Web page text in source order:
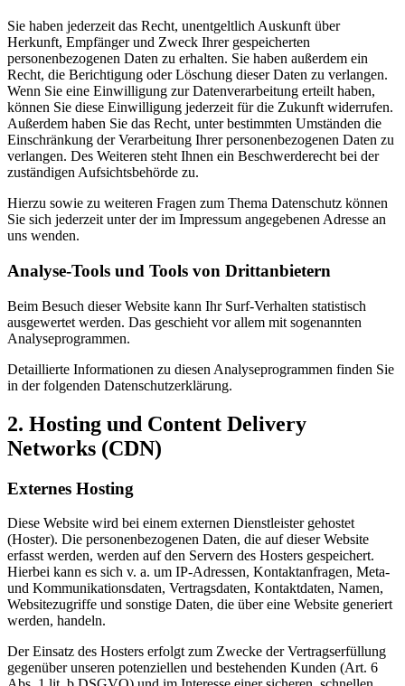
Sie haben jederzeit das Recht, unentgeltlich Auskunft über
Herkunft, Empfänger und Zweck Ihrer gespeicherten
personenbezogenen Daten zu erhalten. Sie haben außerdem ein
Recht, die Berichtigung oder Löschung dieser Daten zu verlangen.
Wenn Sie eine Einwilligung zur Datenverarbeitung erteilt haben,
können Sie diese Einwilligung jederzeit für die Zukunft widerrufen.
Außerdem haben Sie das Recht, unter bestimmten Umständen die
Einschränkung der Verarbeitung Ihrer personenbezogenen Daten zu
verlangen. Des Weiteren steht Ihnen ein Beschwerderecht bei der
zuständigen Aufsichtsbehörde zu.
Hierzu sowie zu weiteren Fragen zum Thema Datenschutz können
Sie sich jederzeit unter der im Impressum angegebenen Adresse an
uns wenden.
Analyse-Tools und Tools von Dritt­anbietern
Beim Besuch dieser Website kann Ihr Surf-Verhalten statistisch
ausgewertet werden. Das geschieht vor allem mit sogenannten
Analyseprogrammen.
Detaillierte Informationen zu diesen Analyseprogrammen finden Sie
in der folgenden Datenschutzerklärung.
2. Hosting und Content Delivery
Networks (CDN)
Externes Hosting
Diese Website wird bei einem externen Dienstleister gehostet
(Hoster). Die personenbezogenen Daten, die auf dieser Website
erfasst werden, werden auf den Servern des Hosters gespeichert.
Hierbei kann es sich v. a. um IP-Adressen, Kontaktanfragen, Meta-
und Kommunikationsdaten, Vertragsdaten, Kontaktdaten, Namen,
Websitezugriffe und sonstige Daten, die über eine Website generiert
werden, handeln.
Der Einsatz des Hosters erfolgt zum Zwecke der Vertragserfüllung
gegenüber unseren potenziellen und bestehenden Kunden (Art. 6